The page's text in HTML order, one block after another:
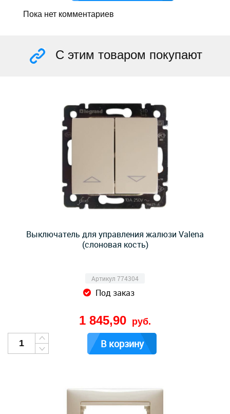
Пока нет комментариев
С этим товаром покупают
Выключатель для управления жалюзи Valena
(слоновая кость)
Артикул 774304
Под заказ
1 845,90 руб.
В корзину